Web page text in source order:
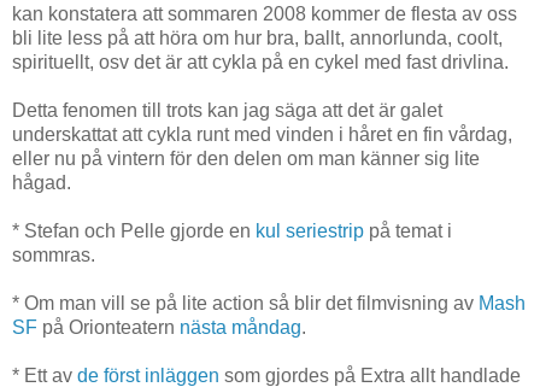
kan konstatera att sommaren 2008 kommer de flesta av oss
bli lite less på att höra om hur bra, ballt, annorlunda, coolt,
spirituellt, osv det är att cykla på en cykel med fast drivlina.
Detta fenomen till trots kan jag säga att det är galet
underskattat att cykla runt med vinden i håret en fin vårdag,
eller nu på vintern för den delen om man känner sig lite
hågad.
* Stefan och Pelle gjorde en kul seriestrip på temat i
sommras.
* Om man vill se på lite action så blir det filmvisning av Mash
SF på Orionteatern nästa måndag.
* Ett av de först inläggen som gjordes på Extra allt handlade